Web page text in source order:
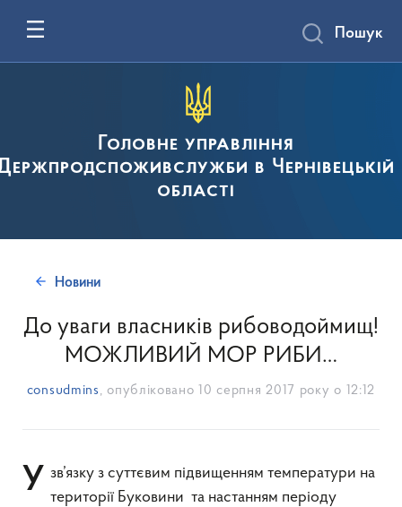
Головне управління
в Чернівецькій
області
Пошук
Новини
До уваги власників рибоводоймищ!
МОЖЛИВИЙ МОР РИБИ…
consudmins , опубліковано 10 серпня 2017 року о 12:12
У зв’язку з суттєвим підвищенням температури на території Буковини та настанням періоду